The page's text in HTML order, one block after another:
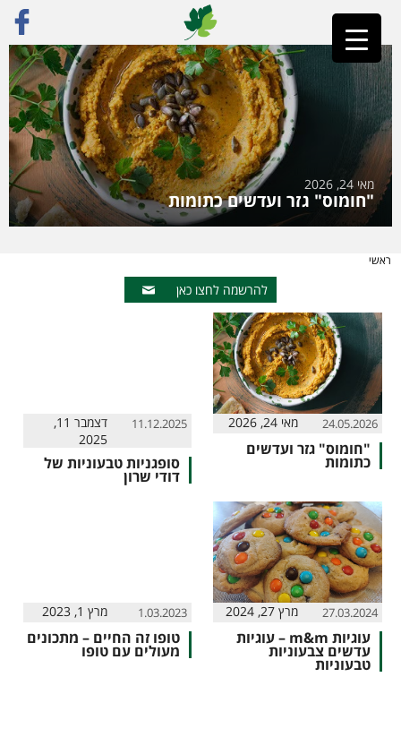
מאי 24, 2026
"חומוס" גזר ועדשים כתומות
ראשי
להרשמה לחצו כאן
24.05.2026 מאי 24, 2026
"חומוס" גזר ועדשים
כתומות
11.12.2025
דצמבר 11,
2025
סופגניות טבעוניות של
דודי שרון
27.03.2024 מרץ 27, 2024
עוגיות m&m – עוגיות
עדשים צבעוניות
טבעוניות
1.03.2023 מרץ 1, 2023
טופו זה החיים – מתכונים
מעולים עם טופו